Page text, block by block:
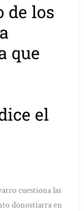
de los
que
el
cuestiona las
donostiarra en